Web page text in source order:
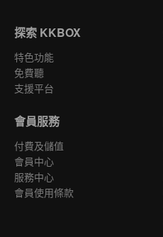
探索 KKBOX
特色功能
免費聽
支援平台
會員服務
付費及儲值
會員中心
服務中心
會員使用條款